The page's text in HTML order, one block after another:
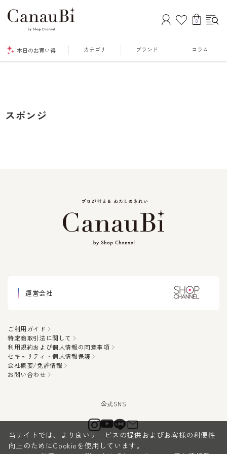
0
本日のお買い得 カテゴリ ブランド コラム
スポンジ
運営会社
ご利用ガイド
特定商取引法に関して
利用規約および個人情報の同意事項
セキュリティ・個人情報保護
会社概要/免許情報
お問い合わせ
当サイトでは、より良いサービスの提供およびお客様の利便性
向上のためにCookieを使用しています。